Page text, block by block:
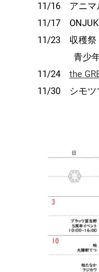
11/16 アニマ
11/17
11/23 収穫祭
青少年支援
11/24 the
11/30 シモツ